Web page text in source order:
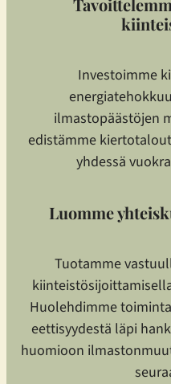
Investoimme
ilmastopäästöjen
edistämme
yhdessä
Luomme
Tuotamme
Huolehdimme
eettisyydestä läpi
huomioon